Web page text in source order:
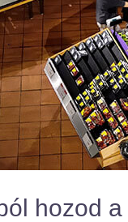
hozod